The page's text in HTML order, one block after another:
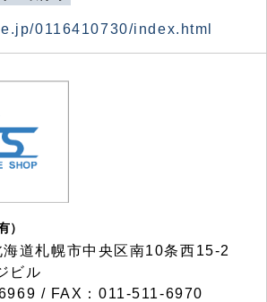
0116410730/index.html
）
道札幌市中央区南10条西15-2
ビル
/ FAX：011-511-6970